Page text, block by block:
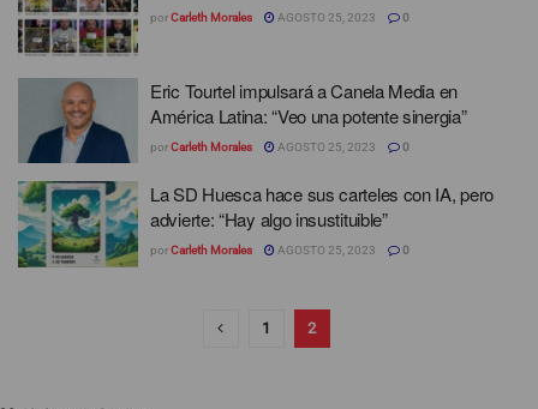
porCarleth Morales AGOSTO 25, 2023 0
Eric Tourtel impulsará a Canela Media en
América Latina: “Veo una potente sinergia”
porCarleth Morales AGOSTO 25, 2023 0
La SD Huesca hace sus carteles con IA, pero
advierte: “Hay algo insustituible”
porCarleth Morales AGOSTO 25, 2023 0
1 2